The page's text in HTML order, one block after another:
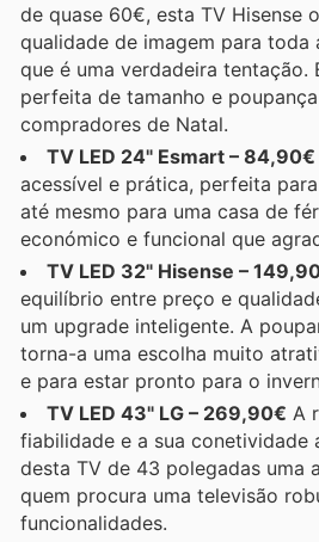
de quase 60€, esta TV Hisense
qualidade de imagem para toda
que é uma verdadeira tentação.
perfeita de tamanho e
compradores de Natal.
TV LED 24" Esmart – 84,90€
acessível e prática, perfeita
até mesmo para uma casa de
económico e funcional que
TV LED 32" Hisense –
equilíbrio entre preço e
um upgrade inteligente. A
torna-a uma escolha muito
e para estar pronto para o
TV LED 43" LG – 269,90€ A
fiabilidade e a sua conetividade
desta TV de 43 polegadas uma
quem procura uma televisão
funcionalidades.